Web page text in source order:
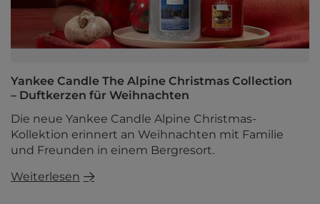
Yankee Candle The Alpine Christmas Collection
– Duftkerzen für Weihnachten
Die neue Yankee Candle Alpine Christmas-
Kollektion erinnert an Weihnachten mit Familie
und Freunden in einem Bergresort.
Weiterlesen